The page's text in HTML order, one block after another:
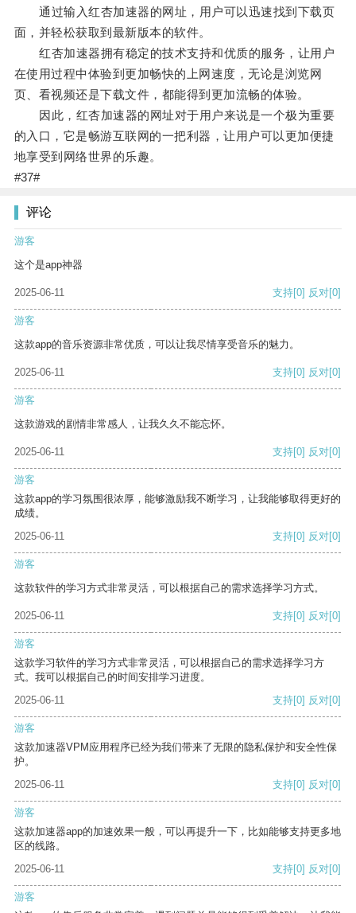
通过输入红杏加速器的网址，用户可以迅速找到下载页
面，并轻松获取到最新版本的软件。
红杏加速器拥有稳定的技术支持和优质的服务，让用户
在使用过程中体验到更加畅快的上网速度，无论是浏览网
页、看视频还是下载文件，都能得到更加流畅的体验。
因此，红杏加速器的网址对于用户来说是一个极为重要
的入口，它是畅游互联网的一把利器，让用户可以更加便捷
地享受到网络世界的乐趣。
#37#
评论
游客
这个是app神器
2025-06-11 支持[0] 反对[0]
游客
这款app的音乐资源非常优质，可以让我尽情享受音乐的魅力。
2025-06-11 支持[0] 反对[0]
游客
这款游戏的剧情非常感人，让我久久不能忘怀。
2025-06-11 支持[0] 反对[0]
游客
这款app的学习氛围很浓厚，能够激励我不断学习，让我能够取得更好的
成绩。
2025-06-11
支持[0] 反对[0]
游客
这款软件的学习方式非常灵活，可以根据自己的需求选择学习方式。
2025-06-11 支持[0] 反对[0]
游客
这款学习软件的学习方式非常灵活，可以根据自己的需求选择学习方
式。我可以根据自己的时间安排学习进度。
2025-06-11
支持[0] 反对[0]
游客
这款加速器VPM应用程序已经为我们带来了无限的隐私保护和安全性保
护。
2025-06-11
支持[0] 反对[0]
游客
这款加速器app的加速效果一般，可以再提升一下，比如能够支持更多地
区的线路。
2025-06-11
支持[0] 反对[0]
游客